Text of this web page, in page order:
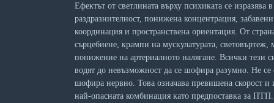
Ефектът от светлината върху психиката се изразява
раздразнителност, понижена концентрация,
координация и пространствена ориентация. От
сърцебиене, крампи на мускулатурата, световъртеж,
понижение на артериалното налягане. Всички тези
водят до невъзможност да се шофира разумно. Не се
шофира нервно. Това означава превишена скорост
най-опасната комбинация като предпоставка за